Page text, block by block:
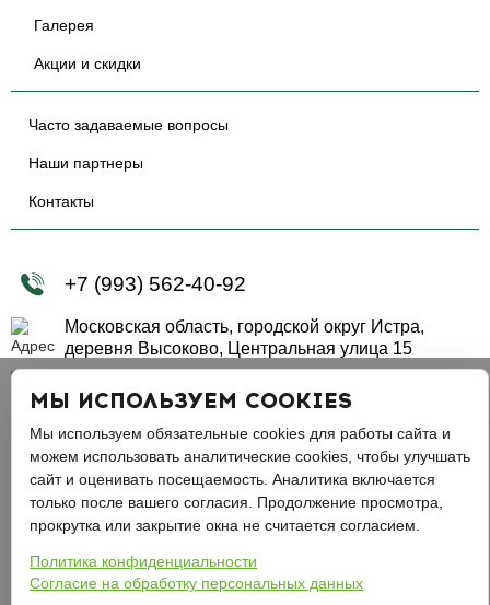
Галерея
Акции и скидки
Часто задаваемые вопросы
Наши партнеры
Контакты
+7 (993) 562-40-92
Московская область, городской округ Истра,
деревня Высоково, Центральная улица 15
get@green-pitomnik.ru
2015 - 2026 © Грин Питомник - Все права защищены
ИП Крылова Елена Александровна
ИНН: 670801484347
ОГРН: 323673300001687
МЫ ИСПОЛЬЗУЕМ COOKIES
Мы используем обязательные cookies для работы сайта и
можем использовать аналитические cookies, чтобы улучшать
сайт и оценивать посещаемость. Аналитика включается
только после вашего согласия. Продолжение просмотра,
прокрутка или закрытие окна не считается согласием.
Политика конфиденциальности
Согласие на обработку персональных данных